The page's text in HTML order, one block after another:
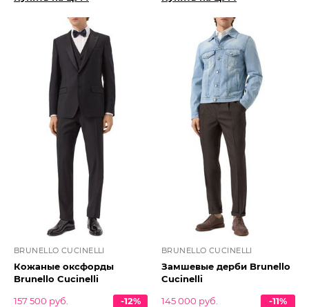
BRUNELLO CUCINELLI
Кожаные оксфорды
Brunello Cucinelli
157 500 руб.
-12%
BRUNELLO CUCINELLI
Замшевые дерби Brunello
Cucinelli
145 000 руб.
-11%